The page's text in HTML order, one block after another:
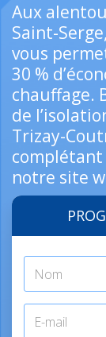
Aux
Saint-
vous
30 %
chauffage.
de
Trizay-
notre site